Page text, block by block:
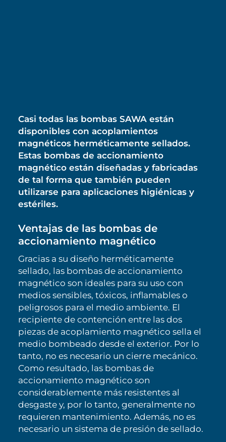
Casi todas las bombas SAWA están
disponibles con acoplamientos
magnéticos herméticamente sellados.
Estas bombas de accionamiento
magnético están diseñadas y fabricadas
de tal forma que también pueden
utilizarse para aplicaciones higiénicas y
estériles.
Ventajas de las bombas de
accionamiento magnético
Gracias a su diseño herméticamente
sellado, las bombas de accionamiento
magnético son ideales para su uso con
medios sensibles, tóxicos, inflamables o
peligrosos para el medio ambiente. El
recipiente de contención entre las dos
piezas de acoplamiento magnético sella el
medio bombeado desde el exterior. Por lo
tanto, no es necesario un cierre mecánico.
Como resultado, las bombas de
accionamiento magnético son
considerablemente más resistentes al
desgaste y, por lo tanto, generalmente no
requieren mantenimiento. Además, no es
necesario un sistema de presión de sellado.